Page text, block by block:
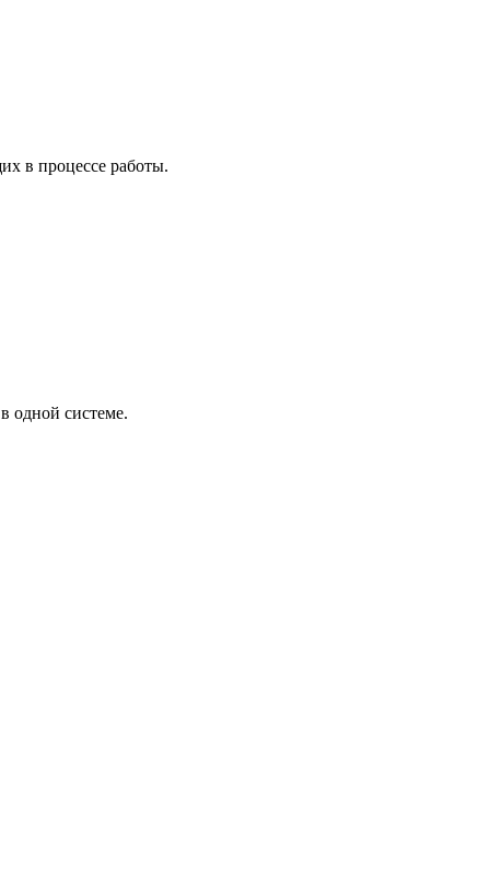
в процессе работы.
одной системе.